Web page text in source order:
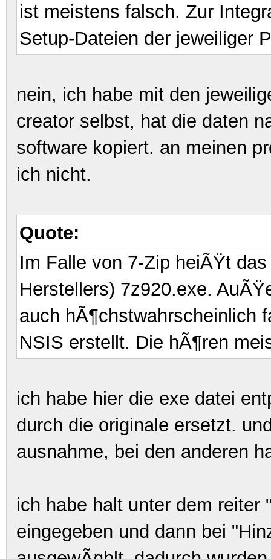
ist meistens falsch. Zur
Setup-Dateien der jeweiliger
nein, ich habe mit den
creator selbst, hat die daten
software kopiert. an meinen
ich nicht.
Quote:
Im Falle von 7-Zip heiÃŸt
Herstellers) 7z920.exe.
auch hÃ¶chstwahrscheinlich
NSIS erstellt. Die hÃ¶ren
ich habe hier die exe datei
durch die originale ersetzt.
ausnahme, bei den anderen
ich habe halt unter dem reiter
eingegeben und dann bei